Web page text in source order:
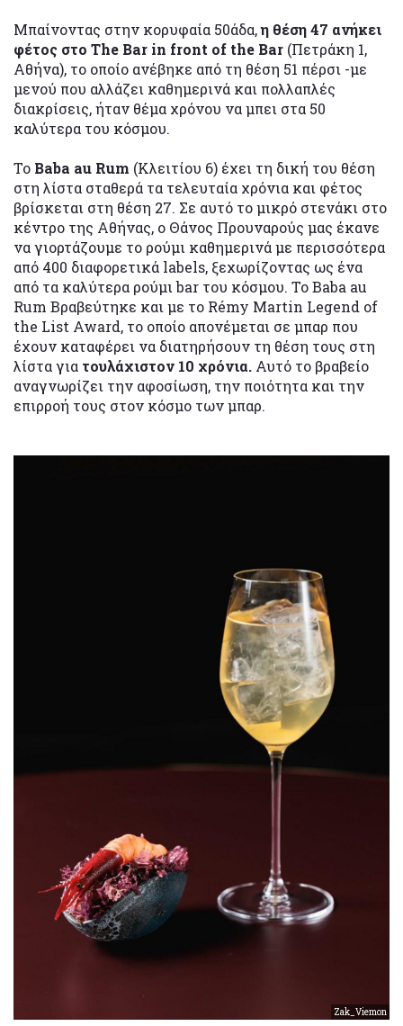
Μπαίνοντας στην κορυφαία 50άδα,η θέση 47 ανήκει
φέτος στο The Bar in front of the Bar (Πετράκη 1,
Αθήνα), το οποίο ανέβηκε από τη θέση 51 πέρσι -με
μενού που αλλάζει καθημερινά και πολλαπλές
διακρίσεις, ήταν θέμα χρόνου να μπει στα 50
καλύτερα του κόσμου.
Το Baba au Rum (Κλειτίου 6) έχει τη δική του θέση
στη λίστα σταθερά τα τελευταία χρόνια και φέτος
βρίσκεται στη θέση 27. Σε αυτό το μικρό στενάκι στο
κέντρο της Αθήνας, ο Θάνος Προυναρούς μας έκανε
να γιορτάζουμε το ρούμι καθημερινά με περισσότερα
από 400 διαφορετικά labels, ξεχωρίζοντας ως ένα
από τα καλύτερα ρούμι bar του κόσμου. To Baba au
Rum Βραβεύτηκε και με το Rémy Martin Legend of
the List Award, το οποίο απονέμεται σε μπαρ που
έχουν καταφέρει να διατηρήσουν τη θέση τους στη
λίστα για τουλάχιστον 10 χρόνια. Αυτό το βραβείο
αναγνωρίζει την αφοσίωση, την ποιότητα και την
επιρροή τους στον κόσμο των μπαρ.
Zak_Viemon